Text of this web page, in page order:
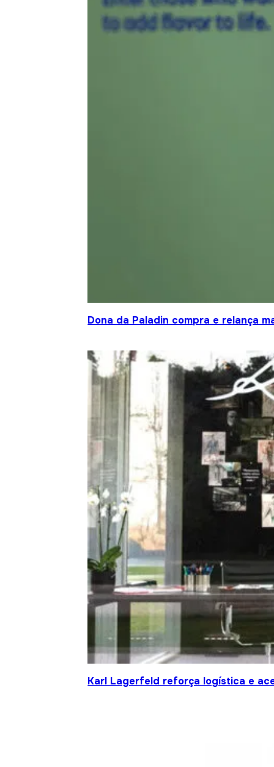
Dona da Paladin compra e relança
Karl Lagerfeld reforça logística e